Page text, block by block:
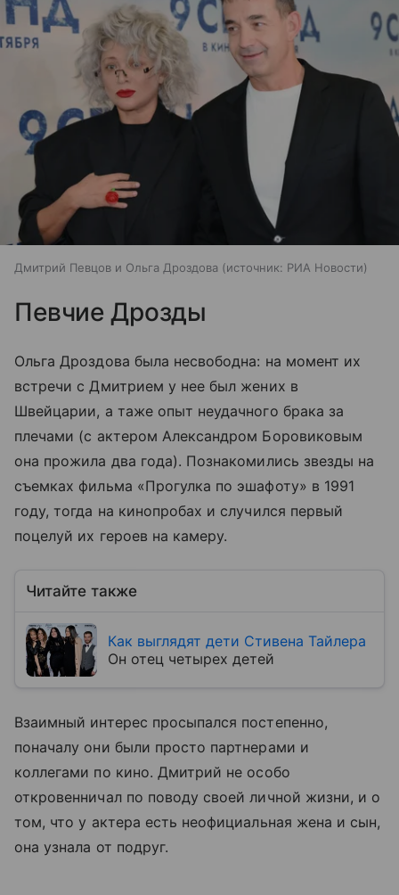
Дмитрий Певцов и Ольга Дроздова источник: РИА Новости
Певчие Дрозды
Ольга Дроздова была несвободна: на момент их
встречи с Дмитрием у нее был жених в
Швейцарии, а таже опыт неудачного брака за
плечами (с актером Александром Боровиковым
она прожила два года). Познакомились звезды на
съемках фильма «Прогулка по эшафоту» в 1991
году, тогда на кинопробах и случился первый
поцелуй их героев на камеру.
Читайте также
Как выглядят дети Стивена Тайлера
Он отец четырех детей
Взаимный интерес просыпался постепенно,
поначалу они были просто партнерами и
коллегами по кино. Дмитрий не особо
откровенничал по поводу своей личной жизни, и о
том, что у актера есть неофициальная жена и сын,
она узнала от подруг.